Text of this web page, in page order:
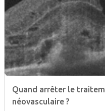
Quand arrêter le
néovasculaire ?